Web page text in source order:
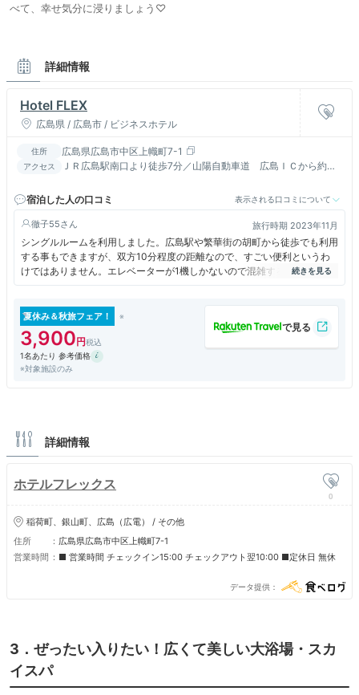
べて、幸せ気分に浸りましょう♡
詳細情報
Hotel FLEX
広島県 / 広島市 / ビジネスホテル
住所 広島県広島市中区上幟町7-1
アクセス
ＪＲ広島駅南口より徒歩7分／山陽自動車道 広島ＩＣから約５
分
宿泊した人の口コミ 表示される口コミについて
徹子55 旅行時期 2023年11月
シングルルームを利用しました。広島駅や繁華街の胡町から徒歩でも利用
する事もできますが、双方10分程度の距離なので、すごい便利というわ
けではありません。エレベーターが1機しかないので混雑する時間の利用
には注意が必要です。
夏休み＆秋旅フェア！
3,900
1名あたり 参考価格
※対象施設のみ
詳細情報
ホテルフレックス
0
稲荷町、銀山町、広島（広電） / その他
住所
広島県広島市中区上幟町7-1
営業時間
■ 営業時間 チェックイン15:00 チェックアウト翌10:00 ■定休日 無休
データ提供
3．ぜったい入りたい！広くて美しい大浴場・スカ
イスパ